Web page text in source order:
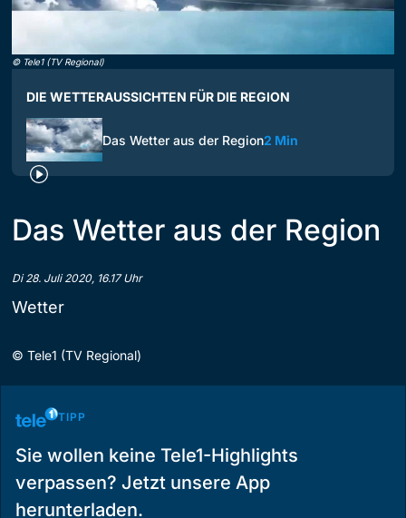
© Tele1 (TV Regional)
DIE WETTERAUSSICHTEN FÜR DIE REGION
Das Wetter aus der Region2 Min
Das Wetter aus der Region
Di 28. Juli 2020, 16.17 Uhr
Wetter
© Tele1 (TV Regional)
TIPP
Sie wollen keine Tele1-Highlights
verpassen? Jetzt unsere App
herunterladen.